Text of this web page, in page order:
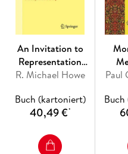
Inhaltsverzeichnis
Basics of mathematical
Matrices and Vectors. -
Approximations and
differentiation. - Differential
An Invitation to
Representation
Theory
R. Michael Howe
Buch (kartoniert)
40,49 €*
Paul